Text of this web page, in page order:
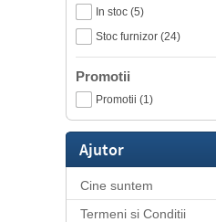
In stoc (5)
Stoc furnizor (24)
Promotii
Promotii (1)
Ajutor
Cine suntem
Termeni si Conditii